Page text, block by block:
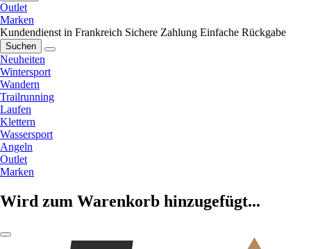
Outlet
Marken
Kundendienst in Frankreich Sichere Zahlung Einfache Rückgabe
Suchen
Neuheiten
Wintersport
Wandern
Trailrunning
Laufen
Klettern
Wassersport
Angeln
Outlet
Marken
Wird zum Warenkorb hinzugefügt...